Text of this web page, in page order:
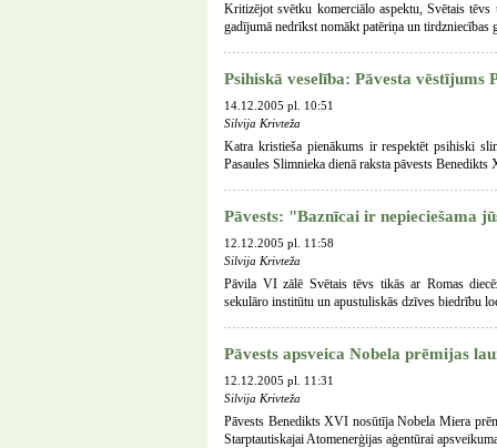
Kritizējot svētku komerciālo aspektu, Svētais
gadījumā nedrīkst nomākt patēriņa un tirdzniecības
Psihiskā veselība: Pāvesta vēstījums
14.12.2005 pl. 10:51
Silvija Krivteža
Katra kristieša pienākums ir respektēt psihiski
Pasaules Slimnieka dienā raksta pāvests Benedikts
Pāvests: "Baznīcai ir nepieciešama
12.12.2005 pl. 11:58
Silvija Krivteža
Pāvila VI zālē Svētais tēvs tikās ar Romas
sekulāro institūtu un apustuliskās dzīves biedrību
Pāvests apsveica Nobela prēmijas
12.12.2005 pl. 11:31
Silvija Krivteža
Pāvests Benedikts XVI nosūtīja Nobela Miera
Starptautiskajai Atomenerģijas aģentūrai